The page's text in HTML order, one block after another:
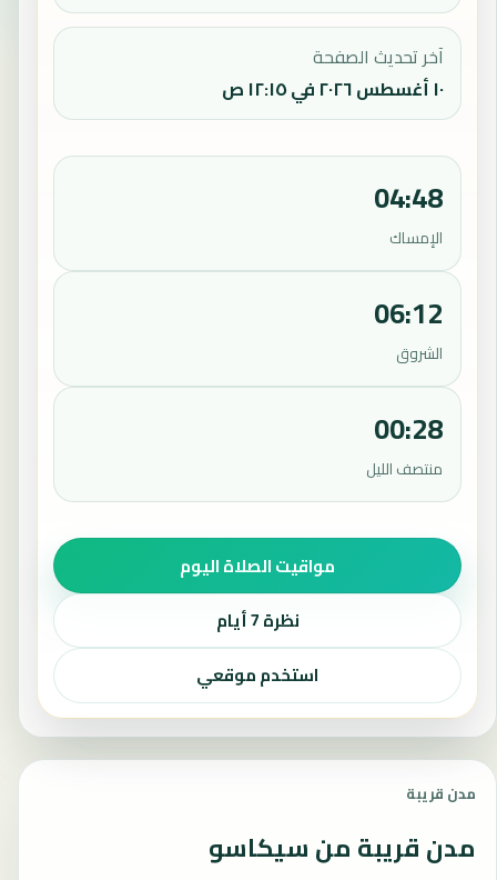
آخر تحديث الصفحة
١٠ أغسطس ٢٠٢٦ في ١٢:١٥ ص
04:48
الإمساك
06:12
الشروق
00:28
منتصف الليل
مواقيت الصلاة اليوم
نظرة 7 أيام
استخدم موقعي
مدن قريبة
مدن قريبة من سيكاسو